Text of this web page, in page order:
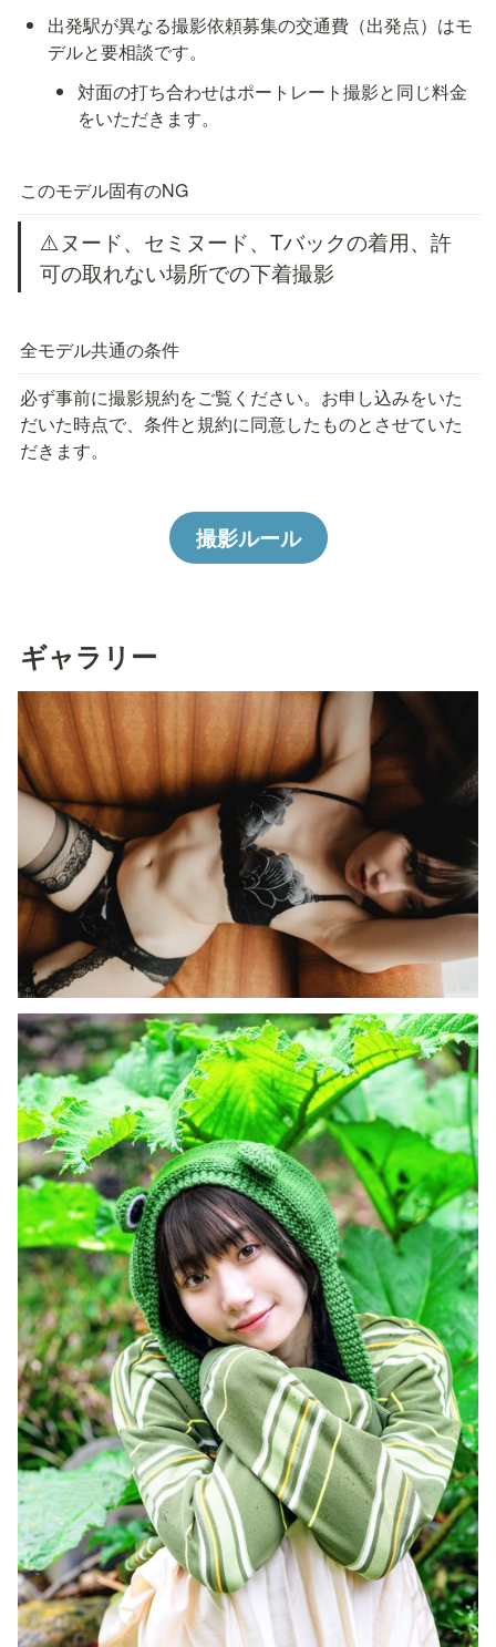
出発駅が異なる撮影依頼募集の交通費（出発点）はモ
デルと要相談です。
対面の打ち合わせはポートレート撮影と同じ料金
をいただきます。
このモデル固有のNG
⚠️ヌード、セミヌード、Tバックの着用、許
可の取れない場所での下着撮影
全モデル共通の条件
必ず事前に撮影規約をご覧ください。お申し込みをいた
だいた時点で、条件と規約に同意したものとさせていた
だきます。
撮影ルール
ギャラリー